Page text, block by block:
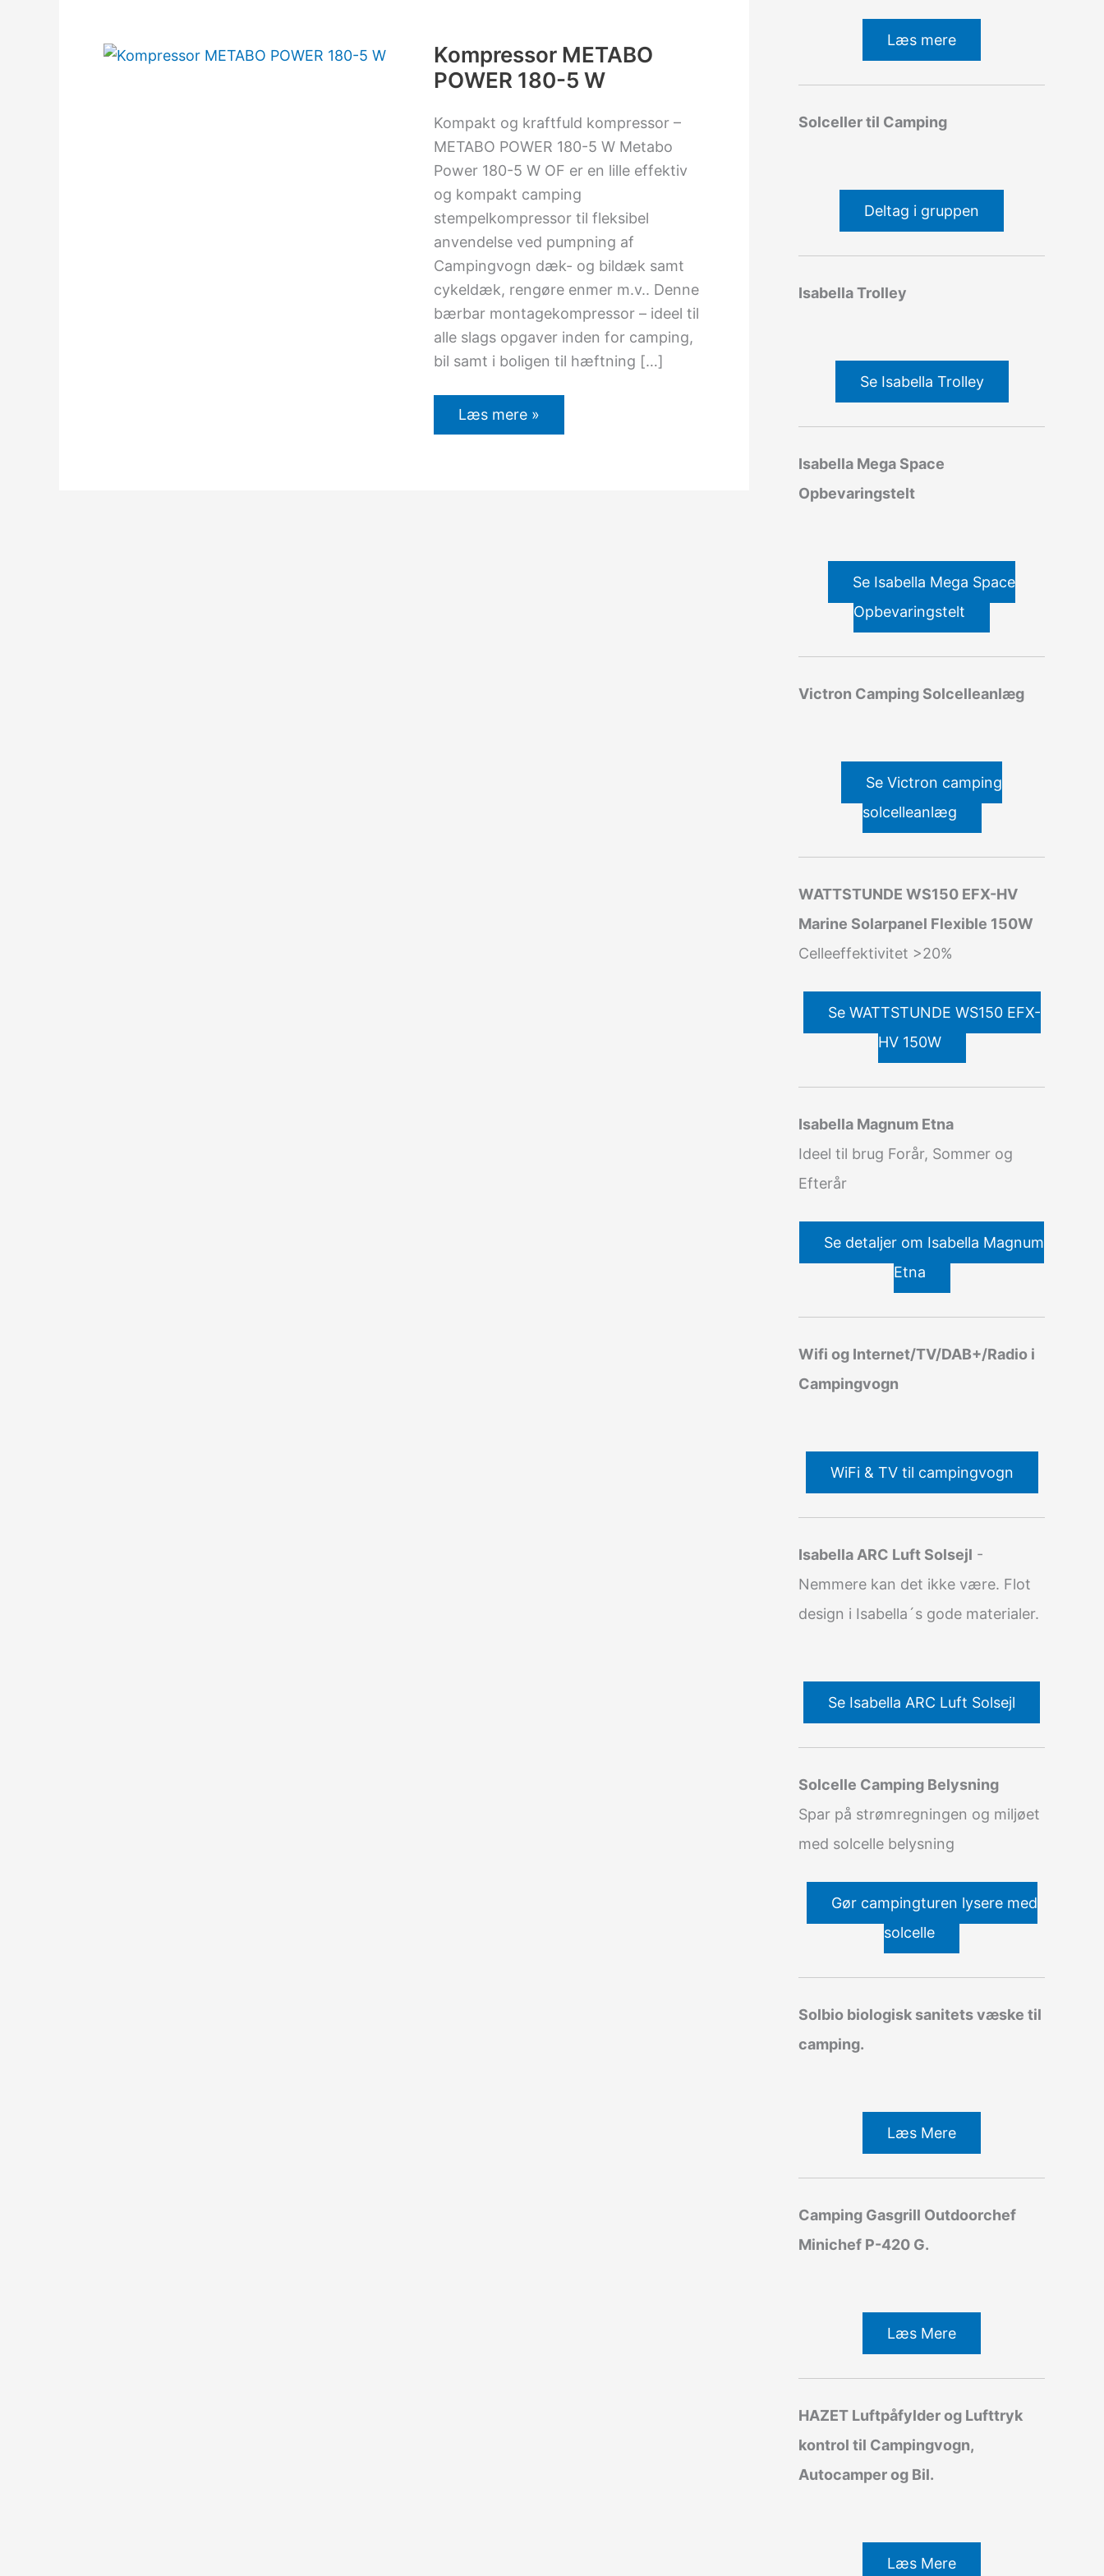
Kompressor METABO
POWER 180-5 W
Kompakt og kraftfuld kompressor –
METABO POWER 180-5 W Metabo
Power 180-5 W OF er en lille effektiv
og kompakt camping
stempelkompressor til fleksibel
anvendelse ved pumpning af
Campingvogn dæk- og bildæk samt
cykeldæk, rengøre enmer m.v.. Denne
bærbar montagekompressor – ideel til
alle slags opgaver inden for camping,
bil samt i boligen til hæftning […]
180-
5
W
Læs mere »
Læs mere
Solceller til Camping
Deltag i gruppen
Isabella Trolley
Se Isabella Trolley
Isabella Mega Space
Opbevaringstelt
Se Isabella Mega Space
Opbevaringstelt
Victron Camping Solcelleanlæg
Se Victron camping
solcelleanlæg
WATTSTUNDE WS150 EFX-HV
Marine Solarpanel Flexible 150W
Celleeffektivitet >20%
Se WATTSTUNDE WS150 EFX-
HV 150W
Isabella Magnum Etna
Ideel til brug Forår, Sommer og
Efterår
Se detaljer om Isabella Magnum
Etna
Wifi og Internet/TV/DAB+/Radio i
Campingvogn
WiFi & TV til campingvogn
Isabella ARC Luft Solsejl -
Nemmere kan det ikke være. Flot
design i Isabella´s gode materialer.
Se Isabella ARC Luft Solsejl
Solcelle Camping Belysning
Spar på strømregningen og miljøet
med solcelle belysning
Gør campingturen lysere med
solcelle
Solbio biologisk sanitets væske til
camping.
Læs Mere
Camping Gasgrill Outdoorchef
Minichef P-420 G.
Læs Mere
HAZET Luftpåfylder og Lufttryk
kontrol til Campingvogn,
Autocamper og Bil.
Læs Mere